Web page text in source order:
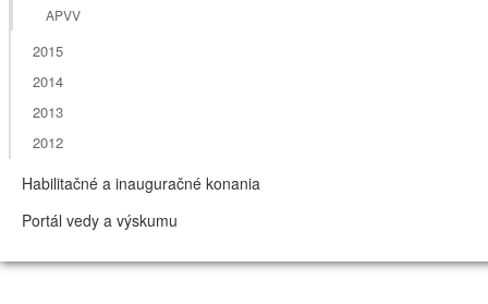
APVV
2015
2014
2013
2012
Habilitačné a inauguračné konania
Portál vedy a výskumu